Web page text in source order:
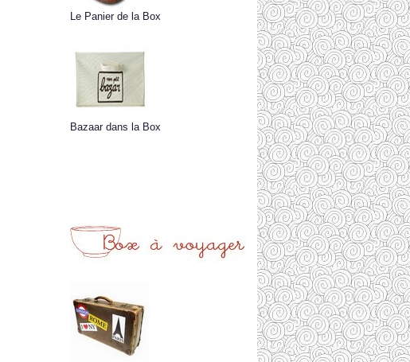
Le Panier de la Box
Bazaar dans la Box